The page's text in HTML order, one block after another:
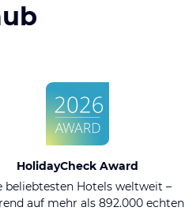
HolidayCheck Award
beliebtesten Hotels weltweit –
auf mehr als 892.000 echten